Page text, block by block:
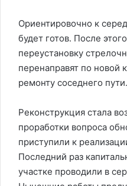
Ориентировочно к
будет готов. После
переустановку
перенаправят по новой
ремонту соседнего пути.
Реконструкция стала
проработки вопроса
приступили к
Последний раз
участке проводили в